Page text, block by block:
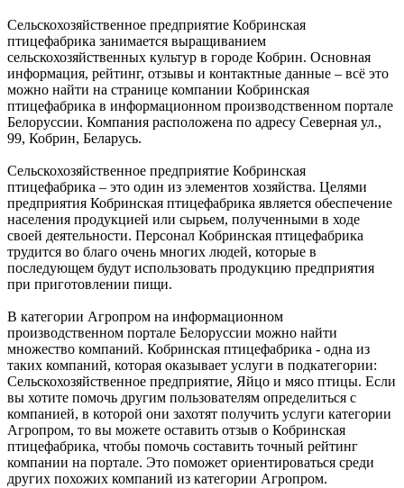
Сельскохозяйственное предприятие Кобринская
птицефабрика занимается выращиванием
сельскохозяйственных культур в городе Кобрин. Основная
информация, рейтинг, отзывы и контактные данные – всё это
можно найти на странице компании Кобринская
птицефабрика в информационном производственном портале
Белоруссии. Компания расположена по адресу Северная ул.,
99, Кобрин, Беларусь.
Сельскохозяйственное предприятие Кобринская
птицефабрика – это один из элементов хозяйства. Целями
предприятия Кобринская птицефабрика является обеспечение
населения продукцией или сырьем, полученными в ходе
своей деятельности. Персонал Кобринская птицефабрика
трудится во благо очень многих людей, которые в
последующем будут использовать продукцию предприятия
при приготовлении пищи.
В категории Агропром на информационном
производственном портале Белоруссии можно найти
множество компаний. Кобринская птицефабрика - одна из
таких компаний, которая оказывает услуги в подкатегории:
Сельскохозяйственное предприятие, Яйцо и мясо птицы. Если
вы хотите помочь другим пользователям определиться с
компанией, в которой они захотят получить услуги категории
Агропром, то вы можете оставить отзыв о Кобринская
птицефабрика, чтобы помочь составить точный рейтинг
компании на портале. Это поможет ориентироваться среди
других похожих компаний из категории Агропром.